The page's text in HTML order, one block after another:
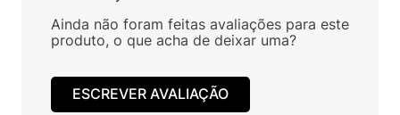
Ainda não foram feitas avaliações para este
produto, o que acha de deixar uma?
ESCREVER AVALIAÇÃO